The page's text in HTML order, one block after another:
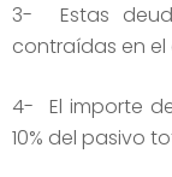
3- Estas
contraídas en
4- El importe
10% del pasivo